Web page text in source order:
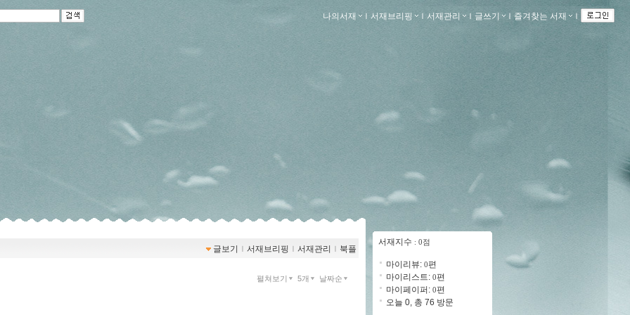
나의서재 ｌ 서재브리핑 ｌ 서재관리 ｌ 글쓰기 ｌ 즐겨찾는 서재 ｌ
글보기 ｌ 서재브리핑 ｌ 서재관리 ｌ 북플
펼쳐보기 5개 날짜순
서재지수 : 0점
마이리뷰: 0편
마이리스트: 0편
마이페이퍼: 0편
오늘 0, 총 76 방문